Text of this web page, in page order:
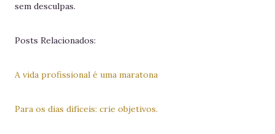
sem desculpas.
Posts Relacionados:
A vida profissional é uma maratona
Para os dias difíceis: crie objetivos.